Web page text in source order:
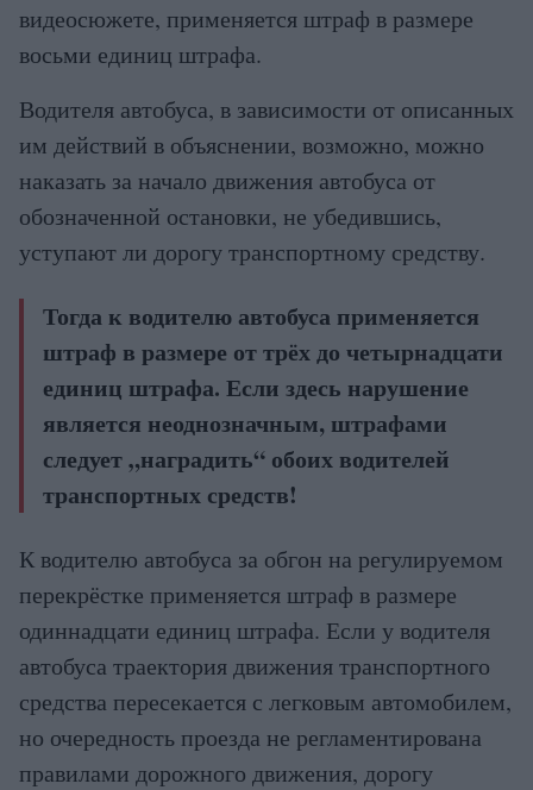
видеосюжете, применяется штраф в размере
восьми единиц штрафа.
Водителя автобуса, в зависимости от описанных
им действий в объяснении, возможно, можно
наказать за начало движения автобуса от
обозначенной остановки, не убедившись,
уступают ли дорогу транспортному средству.
Тогда к водителю автобуса применяется
штраф в размере от трёх до четырнадцати
единиц штрафа. Если здесь нарушение
является неоднозначным, штрафами
следует „наградить“ обоих водителей
транспортных средств!
К водителю автобуса за обгон на регулируемом
перекрёстке применяется штраф в размере
одиннадцати единиц штрафа. Если у водителя
автобуса траектория движения транспортного
средства пересекается с легковым автомобилем,
но очередность проезда не регламентирована
правилами дорожного движения, дорогу